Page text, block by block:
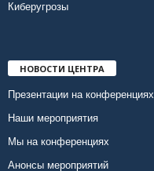
Киберугрозы
НОВОСТИ ЦЕНТРА
Презентации на конференциях
Наши мероприятия
Мы на конференциях
Анонсы мероприятий